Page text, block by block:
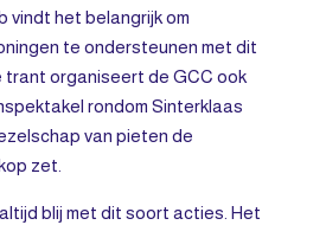
vindt het belangrijk om
te ondersteunen met dit
trant organiseert de GCC ook
rondom Sinterklaas
van pieten de
zet.
blij met dit soort acties. Het